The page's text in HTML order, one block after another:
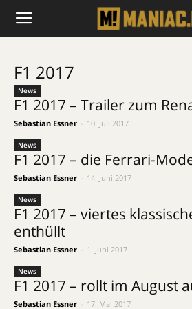
F1 2017
News
F1 2017 – Trailer zum
Sebastian Essner 10. Juli 2017
News
F1 2017 – die Ferrari-
Sebastian Essner 14. Juni 2017
News
F1 2017 – viertes
enthüllt
Sebastian Essner 1. Juni 2017
News
F1 2017 – rollt im August
Sebastian Essner 17. Mai 2017